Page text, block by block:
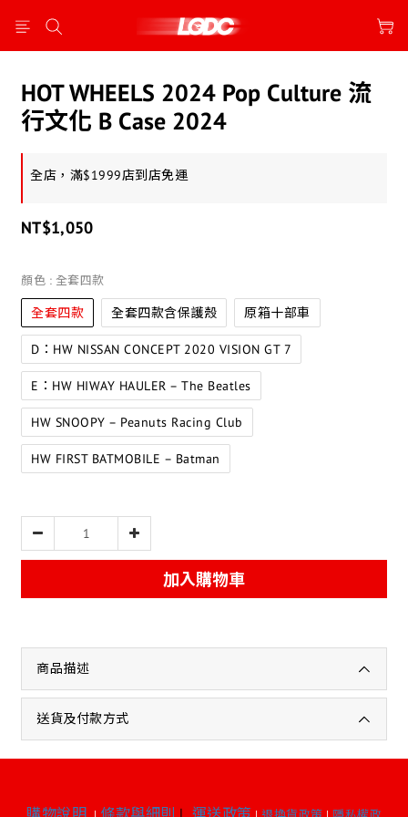
HOT WHEELS 2024 Pop Culture 流
行文化 B Case 2024
全店，滿$1999店到店免運
NT$1,050
顏色 : 全套四款
全套四款 全套四款含保護殼 原箱十部車
D：HW NISSAN CONCEPT 2020 VISION GT 7
E：HW HIWAY HAULER – The Beatles
HW SNOOPY – Peanuts Racing Club
HW FIRST BATMOBILE – Batman
加入購物車
商品描述
送貨及付款方式
購物說明 條款與細則 | 運送政策